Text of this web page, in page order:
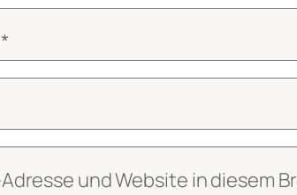
*
und Website in diesem